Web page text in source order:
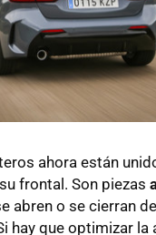
ahora están
frontal. Son piezas
abren o se cierran
hay que optimizar la